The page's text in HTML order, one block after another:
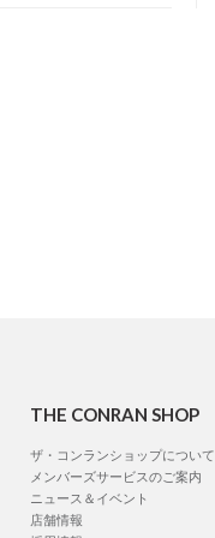
THE CONRAN SHOP
ザ・コンランショップについて
メンバーズサービスのご案内
ニュース＆イベント
店舗情報